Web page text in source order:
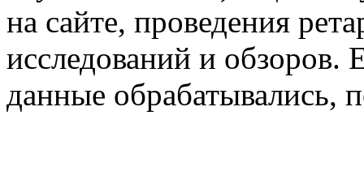
на сайте, проведения
исследований и обзоров.
данные обрабатывались,